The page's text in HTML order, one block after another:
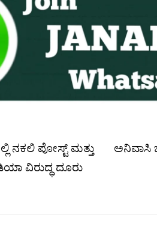
ನಕಲಿ ಪೋಸ್ಟ್ ಮತ್ತು
ವಿರುದ್ಧ ದೂರು
ಅನಿವಾಸಿ